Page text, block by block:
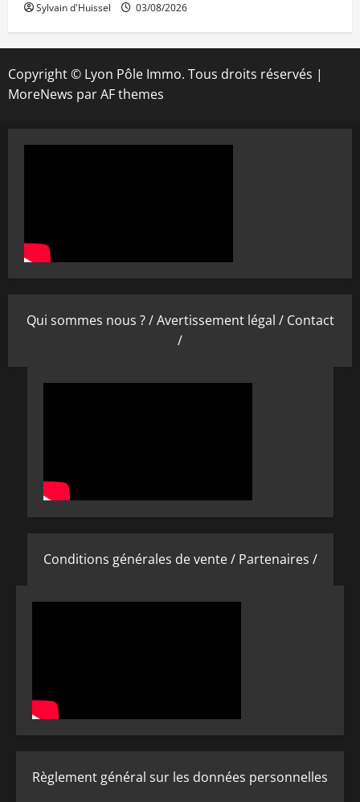
Sylvain d'Huissel 03/08/2026
Copyright © Lyon Pôle Immo. Tous droits réservés |
MoreNews par AF themes
Qui sommes nous ? /Avertissement légal / Contact
/
Conditions générales de vente / Partenaires /
Règlement général sur les données personnelles